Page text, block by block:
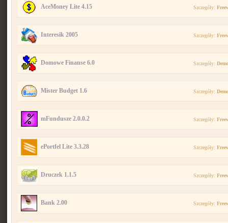
AceMoney Lite 4.15 Szczegóły:
Interesik 2005 Szczegóły:
Domowe Finanse 6.0 Szczegóły:
Mister Budget 1.6 Szczegóły:
mFundusze 2.0.0.2 Szczegóły:
ePortfel Lite 3.3.28 Szczegóły:
Druczek 1.1.5 Szczegóły:
Bank 2.00 Szczegóły: